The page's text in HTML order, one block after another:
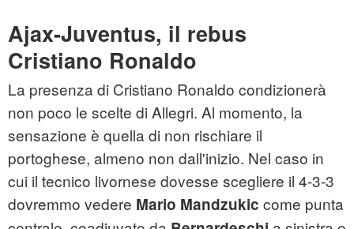
Ajax-Juventus, il rebus
Cristiano Ronaldo
La presenza di Cristiano Ronaldo condizionerà
non poco le scelte di Allegri. Al momento, la
sensazione è quella di non rischiare il
portoghese, almeno non dall'inizio. Nel caso in
cui il tecnico livornese dovesse scegliere il 4-3-3
dovremmo vedere Mario Mandzukic come punta